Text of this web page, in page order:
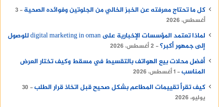
كل ما تحتاج معرفته عن الخبز الخالي من الجلوتين وفوائده الصحية
3
أغسطس، 2026
لماذا تعتمد المؤسسات الإخبارية على digital marketing in oman للوصول
إلى جمهور أكبر؟ 2 أغسطس، 2026
أفضل محلات بيع الهواتف بالتقسيط في مسقط وكيف تختار العرض
المناسب 1 أغسطس، 2026
كيف تقرأ تقييمات المطاعم بشكل صحيح قبل اتخاذ قرار الطلب
30
يوليو، 2026